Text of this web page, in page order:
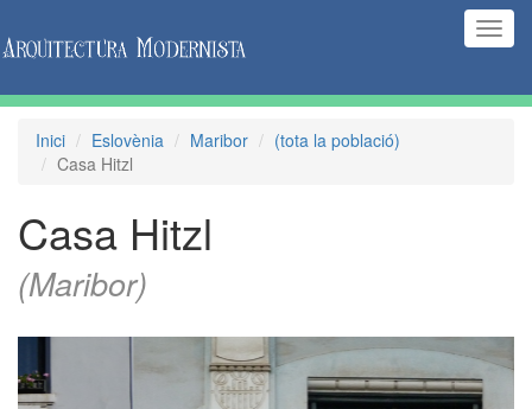
Inici Eslovènia Maribor
(tota la població)
Casa Hitzl
Casa Hitzl
(Maribor)